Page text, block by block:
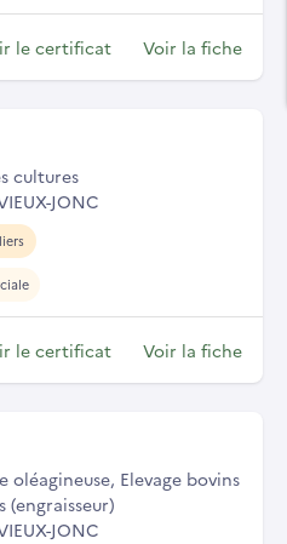
le certificat Voir la fiche
cultures
JONC
le certificat Voir la fiche
Elevage bovins
(engraisseur)
JONC